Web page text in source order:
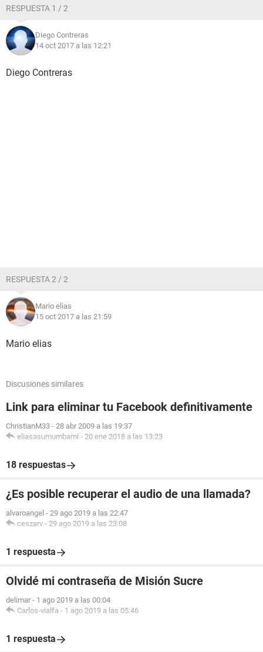
RESPUESTA 1 / 2
Diego Contreras
14 oct 2017 a las 12:21
Diego Contreras
RESPUESTA 2 / 2
Mario elias
15 oct 2017 a las 21:59
Mario elias
Discusiones similares
Link para eliminar tu Facebook definitivamente
ChristianM33 - 28 abr 2009 a las 19:37
eliasasumumbami - 20 ene 2018 a las 13:23
18 respuestas
¿Es posible recuperar el audio de una llamada?
alvaroangel - 29 ago 2019 a las 22:47
ceszarv - 29 ago 2019 a las 23:08
1 respuesta
Olvidé mi contraseña de Misión Sucre
delimar - 1 ago 2019 a las 00:04
Carlos-vialfa - 1 ago 2019 a las 05:46
1 respuesta